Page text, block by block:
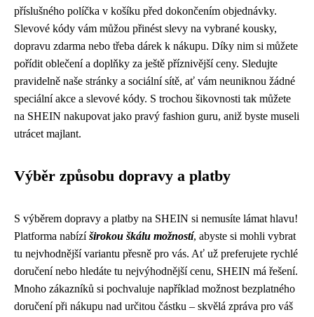
příslušného políčka v košíku před dokončením objednávky.
Slevové kódy vám můžou přinést slevy na vybrané kousky,
dopravu zdarma nebo třeba dárek k nákupu. Díky nim si můžete
pořídit oblečení a doplňky za ještě příznivější ceny. Sledujte
pravidelně naše stránky a sociální sítě, ať vám neuniknou žádné
speciální akce a slevové kódy. S trochou šikovnosti tak můžete
na SHEIN nakupovat jako pravý fashion guru, aniž byste museli
utrácet majlant.
Výběr způsobu dopravy a platby
S výběrem dopravy a platby na SHEIN si nemusíte lámat hlavu!
Platforma nabízíširokou škálu možností, abyste si mohli vybrat
tu nejvhodnější variantu přesně pro vás. Ať už preferujete rychlé
doručení nebo hledáte tu nejvýhodnější cenu, SHEIN má řešení.
Mnoho zákazníků si pochvaluje například možnost bezplatného
doručení při nákupu nad určitou částku – skvělá zpráva pro váš